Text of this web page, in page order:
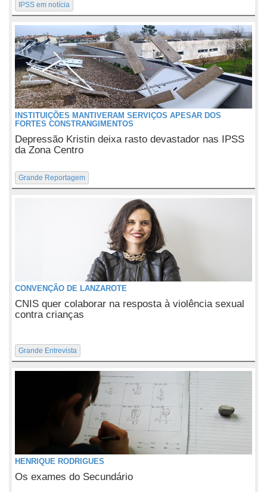
IPSS em notícia
INSTITUIÇÕES MANTIVERAM SERVIÇOS APESAR DOS
FORTES CONSTRANGIMENTOS
Depressão Kristin deixa rasto devastador nas IPSS
da Zona Centro
Grande Reportagem
CONVENÇÃO DE LANZAROTE
CNIS quer colaborar na resposta à violência sexual
contra crianças
Grande Entrevista
HENRIQUE RODRIGUES
Os exames do Secundário